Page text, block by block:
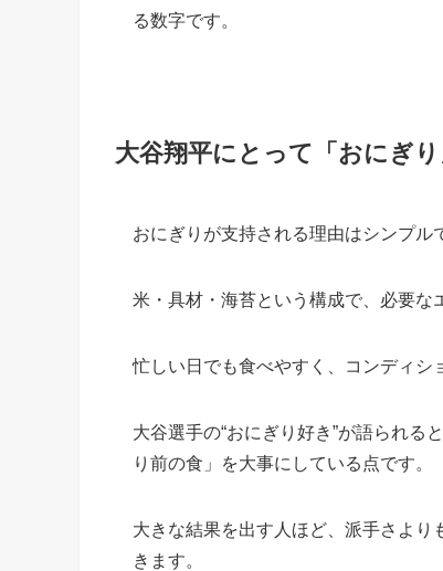
る数字です。
大谷翔平にとって「おにぎ
おにぎりが支持される理由はシンプル
米・具材・海苔という構成で、必要な
忙しい日でも食べやすく、コンディシ
大谷選手の“おにぎり好き”が語られる
り前の食」を大事にしている点です。
大きな結果を出す人ほど、派手さよ
きます。